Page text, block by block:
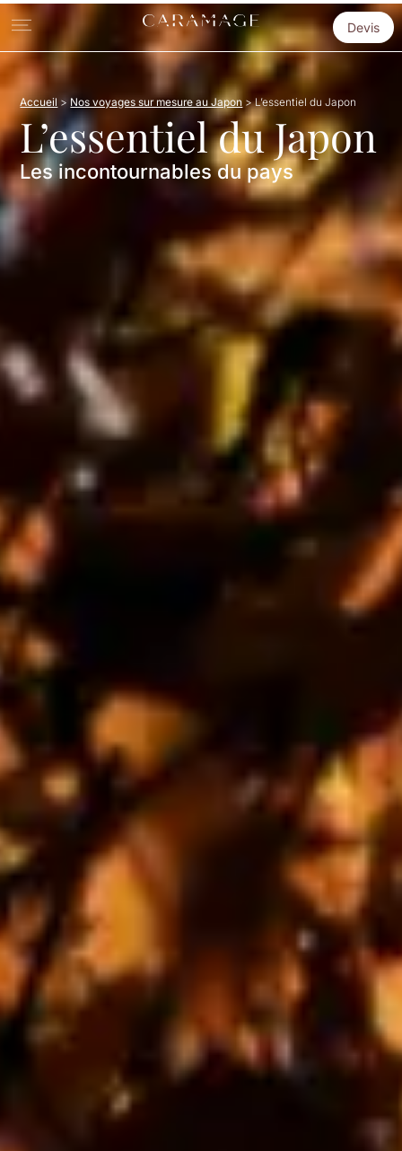
Devis
Accueil > Nos voyages sur mesure au Japon > L’essentiel du Japon
L’essentiel du Japon
Les incontournables du pays